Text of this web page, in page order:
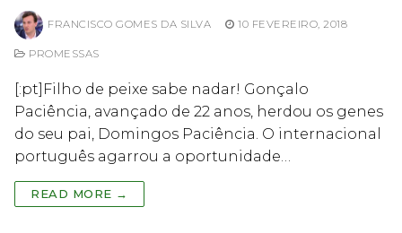
FRANCISCO GOMES DA SILVA 10 FEVEREIRO, 2018
PROMESSAS
[:pt]Filho de peixe sabe nadar! Gonçalo
Paciência, avançado de 22 anos, herdou os genes
do seu pai, Domingos Paciência. O internacional
português agarrou a oportunidade…
READ MORE →